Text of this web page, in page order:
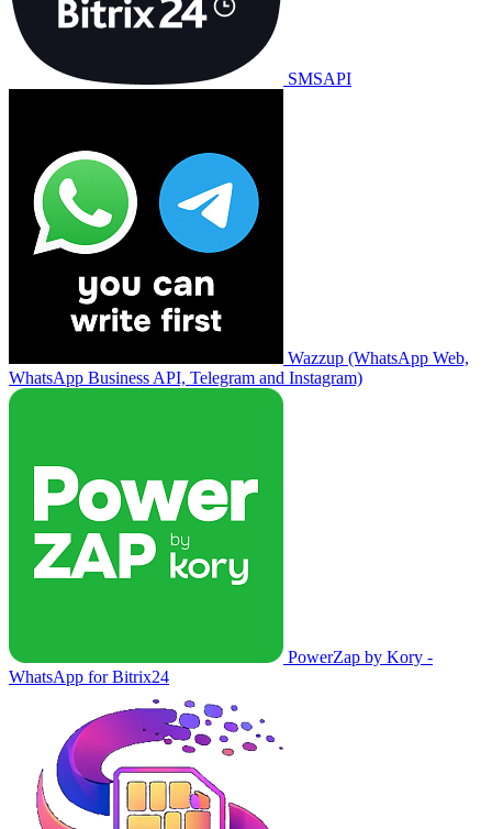
SMSAPI
Wazzup (WhatsApp Web,
WhatsApp Business API, Telegram and Instagram)
PowerZap by Kory -
WhatsApp for Bitrix24